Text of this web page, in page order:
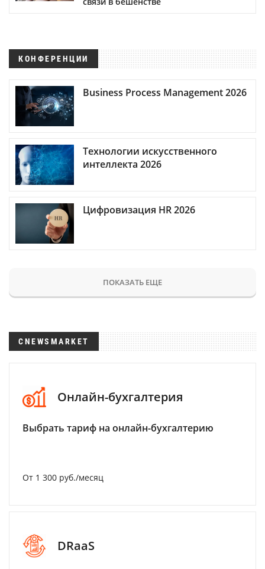
КОНФЕРЕНЦИИ
Business Process Management 2026
Технологии искусственного
интеллекта 2026
Цифровизация HR 2026
ПОКАЗАТЬ ЕЩЕ
CNEWSMARKET
Онлайн-бухгалтерия
Выбрать тариф на онлайн-бухгалтерию
От 1 300 руб./месяц
DRaaS